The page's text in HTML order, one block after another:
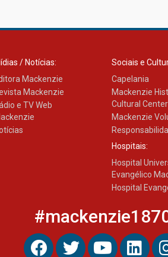
educação superior
/ Notícias:
Mackenzie
Mackenzie
e TV Web
Sociais e
Capelania
Mackenzie
Cultural Center
Mackenzie
Hospitais:
Hospital
Evangélico
Hospital